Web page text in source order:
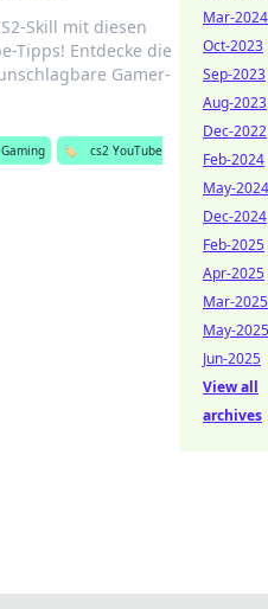
Skill mit diesen
Tipps! Entdecke die
Gamer-
Gaming 🏷️
cs2 YouTube
Mar-2024
Oct-2023
Sep-2023
Aug-2023
Dec-2022
Feb-2024
May-2024
Dec-2024
Feb-2025
Apr-2025
Mar-2025
May-2025
Jun-2025
View all
archives